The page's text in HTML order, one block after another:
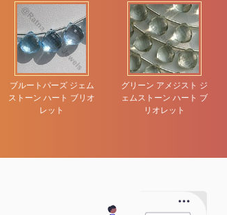
ブルートパーズ ジェム
ストーン ハート ブリオ
レット
グリーン アメジスト ジ
ェムストーン ハート ブ
リオレット